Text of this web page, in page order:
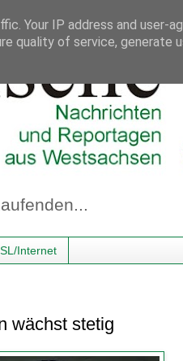
Internet
wächst stetig
Your IP address and user-
quality of service, generate